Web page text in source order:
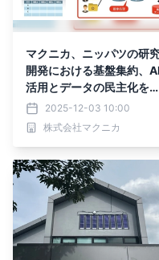
マクニカ、ニッパツの研
開発における基盤集約、AI
活用とデータの民主化を支
援
2025-12-03 10:00
株式会社マクニカ